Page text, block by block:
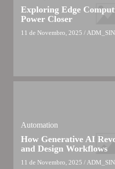
Exploring Edge
Power Closer
11 de Novembro, 2025 /
Automation
How Generative AI
and Design Workflows
11 de Novembro, 2025 /